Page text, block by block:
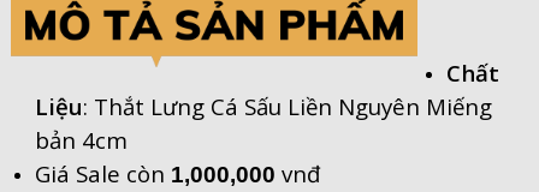
Chất
Liệu: Thắt Lưng Cá Sấu Liền Nguyên Miếng
bản 4cm
Giá Sale còn 1,000,000 vnđ